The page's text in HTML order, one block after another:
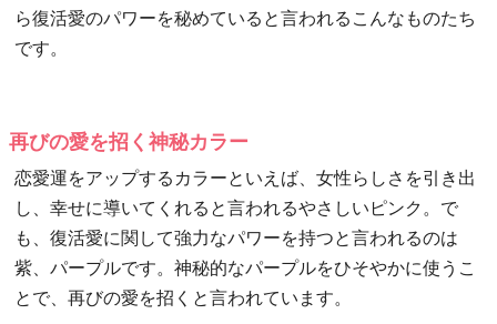
ら復活愛のパワーを秘めていると言われるこんなものたち
です。
再びの愛を招く神秘カラー
恋愛運をアップするカラーといえば、女性らしさを引き出
し、幸せに導いてくれると言われるやさしいピンク。で
も、復活愛に関して強力なパワーを持つと言われるのは
紫、パープルです。神秘的なパープルをひそやかに使うこ
とで、再びの愛を招くと言われています。